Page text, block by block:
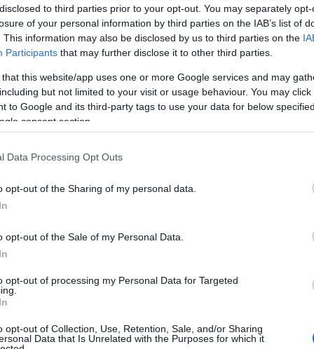
to third parties prior to your opt-out. You may separately
of your personal information by third parties on the IAB’s list of
This information may also be disclosed by us to third parties on the
Participants that may further disclose it to other third parties.
that this website/app uses one or more Google services and may
but not limited to your visit or usage behaviour. You may
to Google and its third-party tags to use your data for below
consent section.
Data Processing Opt Outs
opt-out of the Sharing of my personal data.
opt-out of the Sale of my Personal Data.
opt-out of processing my Personal Data for Targeted
opt-out of Collection, Use, Retention, Sale, and/or Sharing
Data that Is Unrelated with the Purposes for which it
scelta della compagnia può essere
nel tentativo di disimpegno della linea
in atto tra Airitaly ed Alitalia sia
questo silenzio da parte delle
– prosegue Manca -.È
quantoprima quale sarà il futuro di
che ormai da mesi vivono in uno